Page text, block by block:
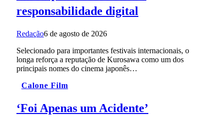
responsabilidade digital
Redação6 de agosto de 2026
Selecionado para importantes festivais internacionais, o
longa reforça a reputação de Kurosawa como um dos
principais nomes do cinema japonês…
Calone Film
‘Foi Apenas um Acidente’